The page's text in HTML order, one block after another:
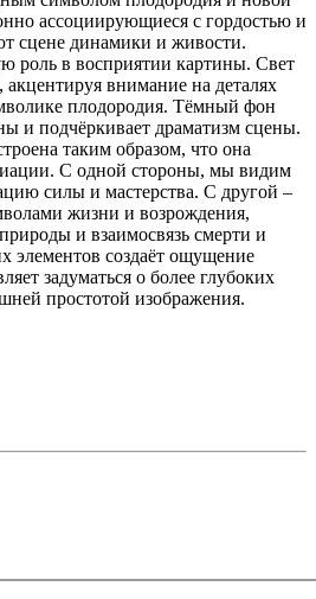
ассоциирующиеся с гордостью и
сцене динамики и живости.
роль в восприятии картины. Свет
внимание на деталях
плодородия. Тёмный фон
и подчёркивает драматизм сцены.
таким образом, что она
С одной стороны, мы видим
силы и мастерства. С другой –
жизни и возрождения,
и взаимосвязь смерти и
элементов создаёт ощущение
задуматься о более глубоких
простотой изображения.